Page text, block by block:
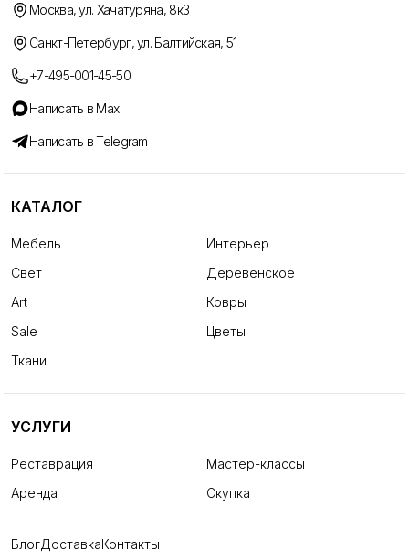
Москва, ул. Хачатуряна, 8к3
Санкт-Петербург, ул. Балтийская, 51
+7-495-001-45-50
Написать в Max
Написать в Telegram
КАТАЛОГ
Мебель
Интерьер
Свет
Деревенское
Art
Ковры
Sale
Цветы
Ткани
УСЛУГИ
Реставрация
Мастер-классы
Аренда
Скупка
БлогДоставкаКонтакты